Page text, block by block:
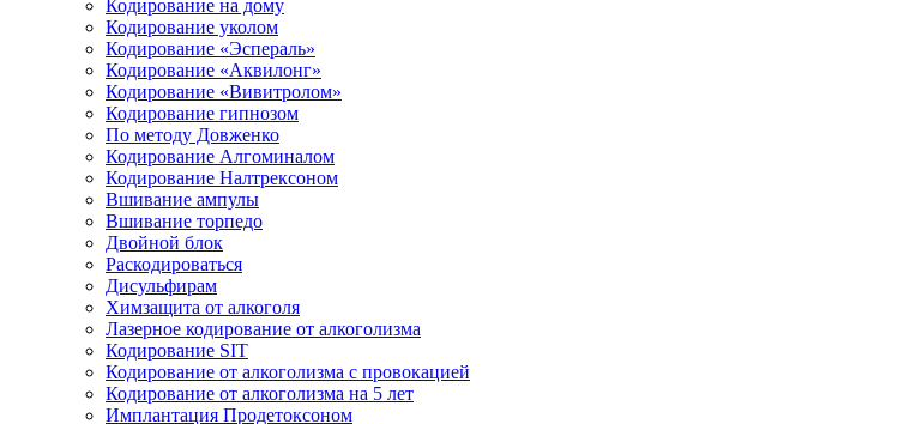
Кодирование на дому
Кодирование уколом
Кодирование «Эспераль»
Кодирование «Аквилонг»
Кодирование «Вивитролом»
Кодирование гипнозом
По методу Довженко
Кодирование Алгоминалом
Кодирование Налтрексоном
Вшивание ампулы
Вшивание торпедо
Двойной блок
Раскодироваться
Дисульфирам
Химзащита от алкоголя
Лазерное кодирование от алкоголизма
Кодирование SIT
Кодирование от алкоголизма с провокацией
Кодирование от алкоголизма на 5 лет
Имплантация Продетоксоном